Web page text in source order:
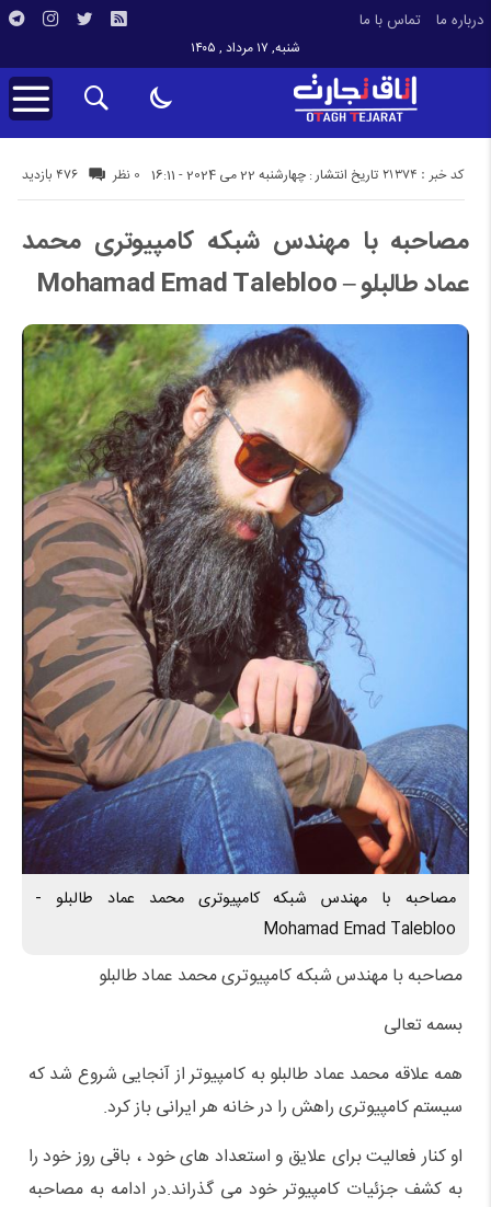
درباره ما تماس با ما
شنبه, ۱۷ مرداد , ۱۴۰۵
تاریخ انتشار : چهارشنبه 22 می 2024 - 16:11 476 بازدید کد خبر : 21374 0 نظر
مصاحبه با مهندس شبکه کامپیوتری محمد
عماد طالبلو – Mohamad Emad Talebloo
مصاحبه با مهندس شبکه کامپیوتری محمد عماد طالبلو -
Mohamad Emad Talebloo
مصاحبه با مهندس شبکه کامپیوتری محمد عماد طالبلو
بسمه تعالی
همه علاقه محمد عماد طالبلو به کامپیوتر از آنجایی شروع شد که
سیستم کامپیوتری راهش را در خانه هر ایرانی باز کرد.
او کنار فعالیت برای علایق و استعداد های خود ، باقی روز خود را
به کشف جزئیات کامپیوتر خود می گذراند.در ادامه به مصاحبه